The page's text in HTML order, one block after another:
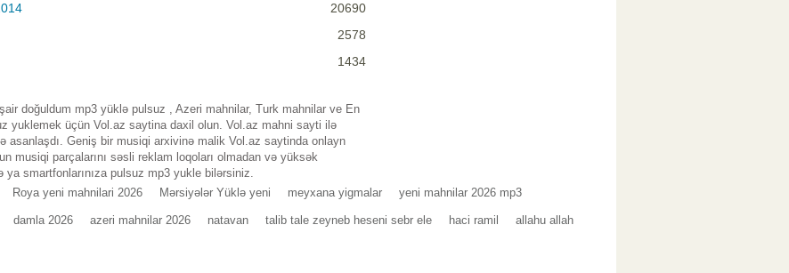
20690
2578
1434
doğuldum mp3 yüklə pulsuz , Azeri mahnilar, Turk mahnilar ve En
yuklemek üçün Vol.az saytina daxil olun. Vol.az mahni sayti ilə
asanlaşdı. Geniş bir musiqi arxivinə malik Vol.az saytinda onlayn
musiqi parçalarını səsli reklam loqoları olmadan və yüksək
smartfonlarınıza pulsuz mp3 yukle bilərsiniz.
Roya yeni mahnilari 2026 Mərsiyələr Yüklə yeni meyxana yigmalar yeni mahnilar 2026 mp3
damla 2026 azeri mahnilar 2026 natavan talib tale zeyneb heseni sebr ele haci ramil allahu allah